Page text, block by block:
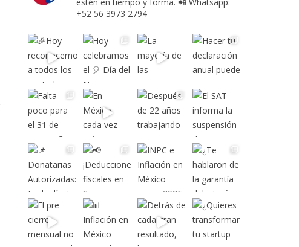
+52 56 3973 2794